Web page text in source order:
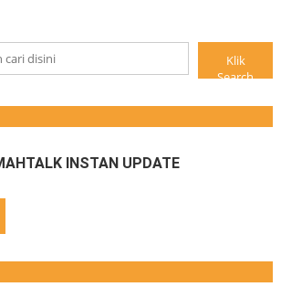
Klik
Search
INSTAN UPDATE